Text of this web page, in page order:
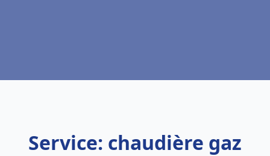
Service: chaudière gaz